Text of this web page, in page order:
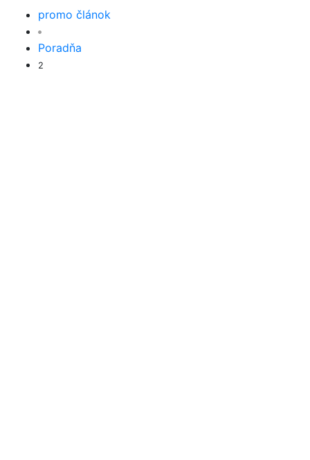
promo článok
Poradňa
2